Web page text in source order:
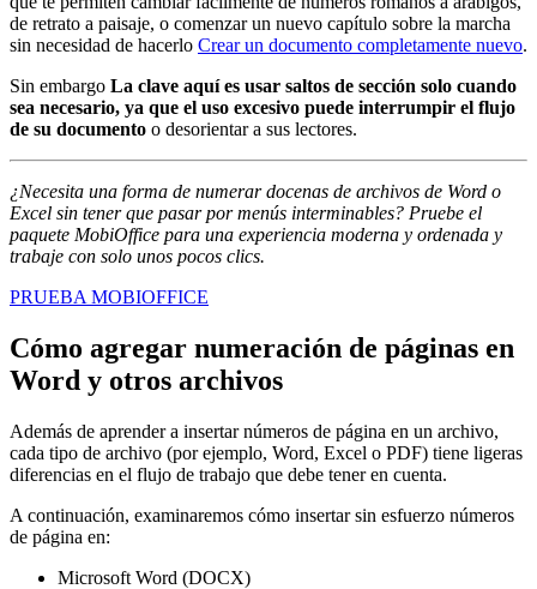
de retrato a paisaje, o comenzar un nuevo capítulo sobre la marcha
sin necesidad de hacerlo Crear un documento completamente nuevo.
Sin embargo La clave aquí es usar saltos de sección solo cuando
sea necesario, ya que el uso excesivo puede interrumpir el flujo
de su documento o desorientar a sus lectores.
¿Necesita una forma de numerar docenas de archivos de Word o
Excel sin tener que pasar por menús interminables? Pruebe el
paquete MobiOffice para una experiencia moderna y ordenada y
trabaje con solo unos pocos clics.
PRUEBA MOBIOFFICE
Cómo agregar numeración de páginas en
Word y otros archivos
Además de aprender a insertar números de página en un archivo,
cada tipo de archivo (por ejemplo, Word, Excel o PDF) tiene ligeras
diferencias en el flujo de trabajo que debe tener en cuenta.
A continuación, examinaremos cómo insertar sin esfuerzo números
de página en:
Microsoft Word (DOCX)